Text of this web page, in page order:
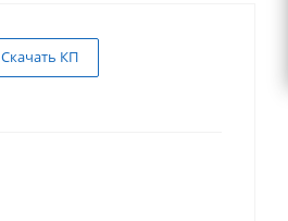
Скачать КП